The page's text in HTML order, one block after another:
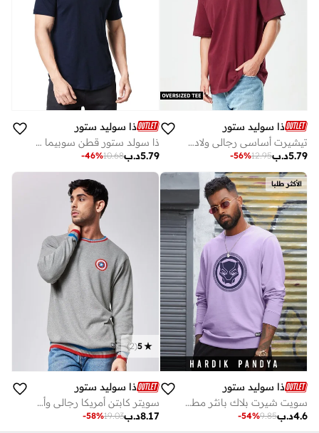
ذا سوليد ستور
تيشيرت أساسي رجالي ولادي لون عنابي
د.ب5.79
12.95
-56%
ذا سوليد ستور
ذا سولد ستور قطن سوبيما أزرق داكن للرجال والأولاد
د.ب5.79
10.68
-46%
الأكثر طلبا
ذا سوليد ستور
سويت شيرت بلاك بانثر مطبوع مقاس كبير بأكمام كاملة للرجال والأولاد من ذا سوليد ستور
د.ب4.6
9.85
-54%
5
(
2
)
ذا سوليد ستور
سويتر كابتن أمريكا رجالي وأولادي قطن % من سولد ستور
د.ب8.17
19.03
-58%